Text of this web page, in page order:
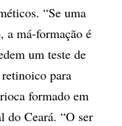
“Se uma
a má-formação é
um teste de
para
formado em
do Ceará. “O ser